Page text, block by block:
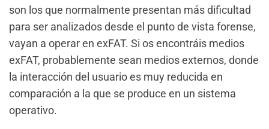
son los que normalmente presentan más dificultad
para ser analizados desde el punto de vista forense,
vayan a operar en exFAT. Si os encontráis medios
exFAT, probablemente sean medios externos, donde
la interacción del usuario es muy reducida en
comparación a la que se produce en un sistema
operativo.